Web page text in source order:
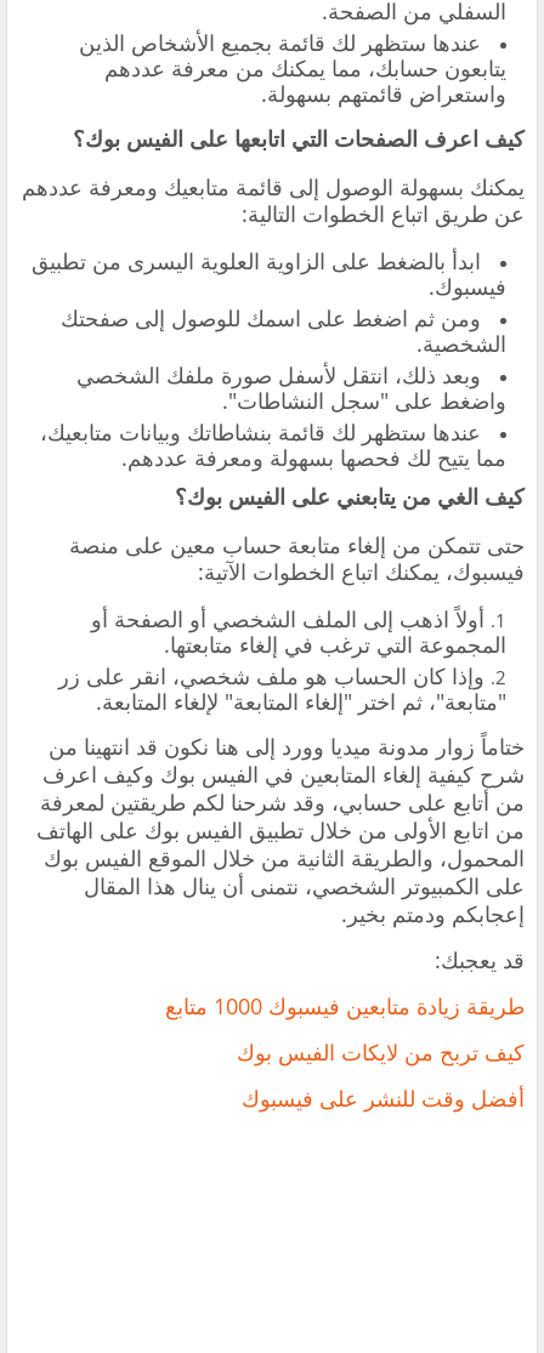
السفلي من الصفحة.
عندها ستظهر لك قائمة بجميع الأشخاص الذين
يتابعون حسابك، مما يمكنك من معرفة عددهم
واستعراض قائمتهم بسهولة.
كيف اعرف الصفحات التي اتابعها على الفيس بوك؟
يمكنك بسهولة الوصول إلى قائمة متابعيك ومعرفة عددهم
عن طريق اتباع الخطوات التالية:
ابدأ بالضغط على الزاوية العلوية اليسرى من تطبيق
فيسبوك.
ومن ثم اضغط على اسمك للوصول إلى صفحتك
الشخصية.
وبعد ذلك، انتقل لأسفل صورة ملفك الشخصي
واضغط على "سجل النشاطات".
عندها ستظهر لك قائمة بنشاطاتك وبيانات متابعيك،
مما يتيح لك فحصها بسهولة ومعرفة عددهم.
كيف الغي من يتابعني على الفيس بوك؟
حتى تتمكن من إلغاء متابعة حساب معين على منصة
فيسبوك، يمكنك اتباع الخطوات الآتية:
أولاً اذهب إلى الملف الشخصي أو الصفحة أو
المجموعة التي ترغب في إلغاء متابعتها.
وإذا كان الحساب هو ملف شخصي، انقر على زر
"متابعة"، ثم اختر "إلغاء المتابعة" لإلغاء المتابعة.
ختاماً زوار مدونة ميديا وورد إلى هنا نكون قد انتهينا من
شرح كيفية إلغاء المتابعين في الفيس بوك وكيف اعرف
من أتابع على حسابي، وقد شرحنا لكم طريقتين لمعرفة
من اتابع الأولى من خلال تطبيق الفيس بوك على الهاتف
المحمول، والطريقة الثانية من خلال الموقع الفيس بوك
على الكمبيوتر الشخصي، نتمنى أن ينال هذا المقال
إعجابكم ودمتم بخير.
قد يعجبك:
طريقة زيادة متابعين فيسبوك 1000 متابع
كيف تربح من لايكات الفيس بوك
أفضل وقت للنشر على فيسبوك